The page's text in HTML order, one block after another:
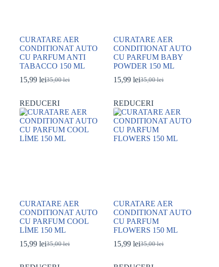
CURATARE AER
CONDITIONAT AUTO
CU PARFUM ANTI
TABACCO 150 ML
35,00lei
Prețul
a
fost:
35,00 lei.
15,99 leiPrețul
este:
15,99 lei.
CURATARE AER
CONDITIONAT AUTO
CU PARFUM BABY
POWDER 150 ML
35,00lei
Prețul
a
fost:
35,00 lei.
15,99leiPrețul
este:
15,99 lei.
REDUCERI
CURATARE AER
CONDITIONAT AUTO
CU PARFUM COOL
LİME 150 ML
35,00lei
Prețul
a
15,99 leiPrețul
este:
REDUCERI
CURATARE AER
CONDITIONAT AUTO
CU PARFUM
FLOWERS 150 ML
35,00lei
Prețul
a
15,99leiPrețul
este: